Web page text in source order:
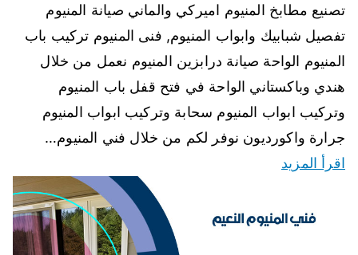
تصنيع مطابخ المنيوم اميركي والماني صيانة المنيوم
تفصيل شبابيك وابواب المنيوم, فنى المنيوم تركيب باب
المنيوم الواحة صيانة درابزين المنيوم نعمل من خلال
هندي وباكستاني الواحة في فتح قفل باب المنيوم
وتركيب ابواب المنيوم سحابة وتركيب ابواب المنيوم
جرارة واكورديون نوفر لكم من خلال فني المنيوم…
اقرأ المزيد